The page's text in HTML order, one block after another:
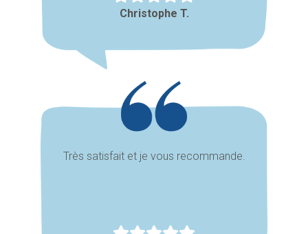
Christophe T.
Très satisfait et je vous recommande.